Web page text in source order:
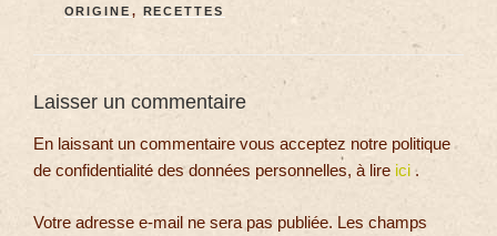
ORIGINE , RECETTES
Laisser un commentaire
En laissant un commentaire vous acceptez notre politique
de confidentialité des données personnelles, à lire ici .
Votre adresse e-mail ne sera pas publiée. Les champs